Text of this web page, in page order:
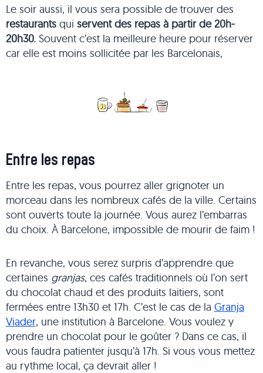
Le soir aussi, il vous sera possible de trouver des
restaurants qui servent des repas à partir de 20h-
20h30. Souvent c’est la meilleure heure pour réserver
car elle est moins sollicitée par les Barcelonais,
Entre les repas
Entre les repas, vous pourrez aller grignoter un
morceau dans les nombreux cafés de la ville. Certains
sont ouverts toute la journée. Vous aurez l’embarras
du choix. À Barcelone, impossible de mourir de faim !
En revanche, vous serez surpris d’apprendre que
certaines granjas, ces cafés traditionnels où l’on sert
du chocolat chaud et des produits laitiers, sont
fermées entre 13h30 et 17h. C’est le cas de la Granja
Viader, une institution à Barcelone. Vous voulez y
prendre un chocolat pour le goûter ? Dans ce cas, il
vous faudra patienter jusqu’à 17h. Si vous vous mettez
au rythme local, ça devrait aller !